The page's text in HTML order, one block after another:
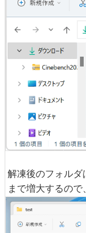
解凍後のフォル
まで増大するので